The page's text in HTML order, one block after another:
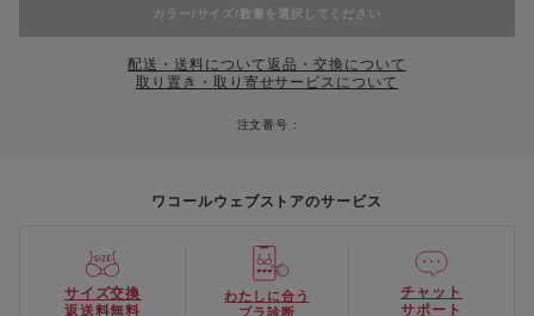
カラー/サイズ/数量を選択してください
配送・送料について返品・交換について
取り置き・取り寄せサービスについて
注文番号 :
ワコールウェブストアのサービス
サイズ交換
返送料無料
わたしに合う
ブラ診断
チャット
サポート